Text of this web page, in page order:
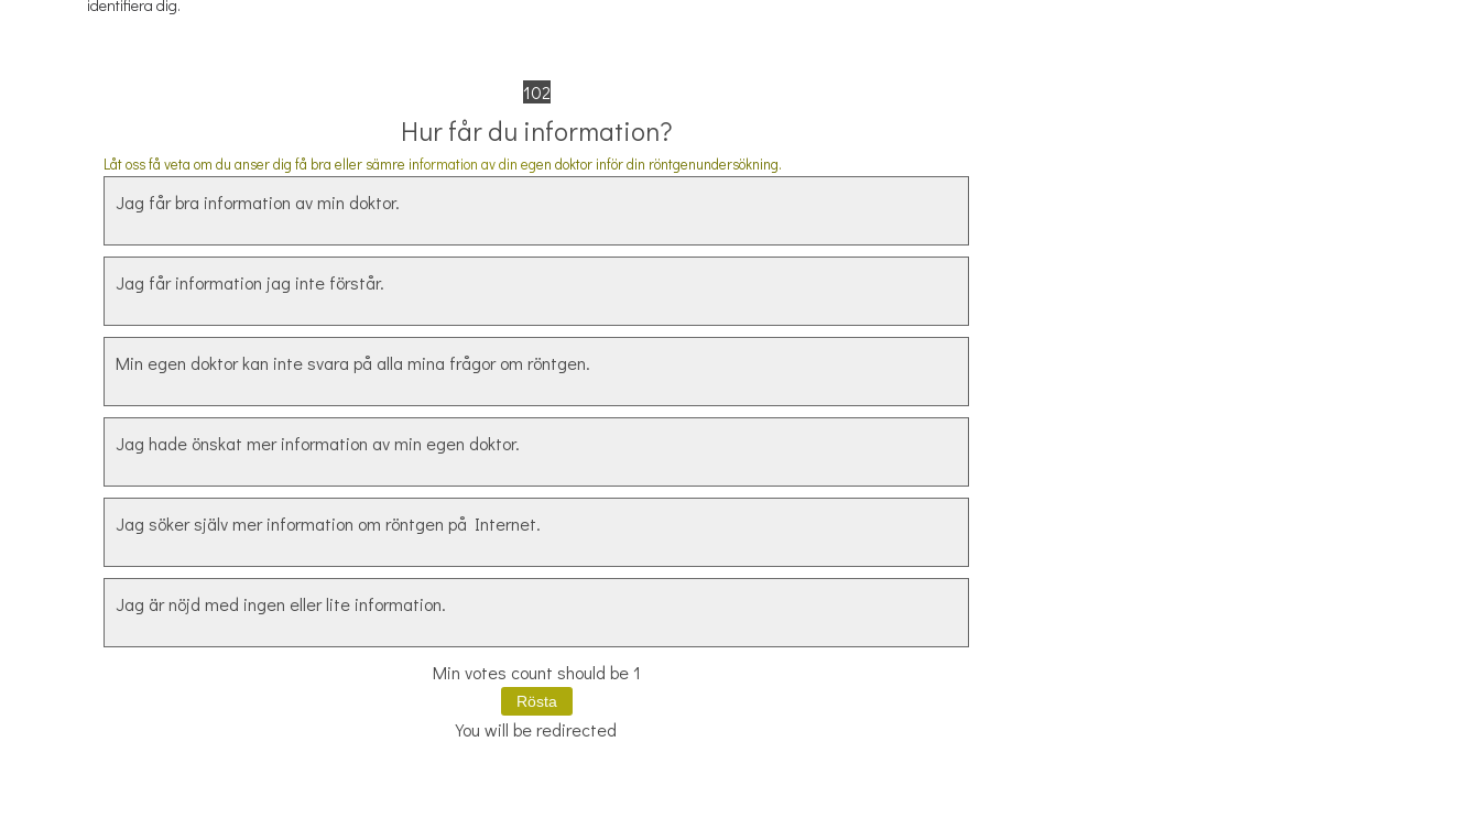
identifiera dig.
102
Hur får du information?
Låt oss få veta om du anser dig få bra eller sämre information av din egen doktor inför din röntgenundersökning.
Jag får bra information av min doktor.
Jag får information jag inte förstår.
Min egen doktor kan inte svara på alla mina frågor om röntgen.
Jag hade önskat mer information av min egen doktor.
Jag söker själv mer information om röntgen på Internet.
Jag är nöjd med ingen eller lite information.
Min votes count should be 1
You will be redirected